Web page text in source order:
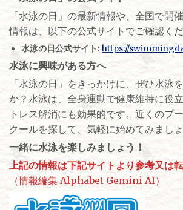
「水泳の日」の最新情報や、全国で開
情報は、以下の公式サイトでご確認くだ
水泳の日公式サイト: https://
水泳に興味がある方へ
「水泳の日」をきっかけに、ぜひ水泳
か？水泳は、全身運動で健康維持に役
トレス解消にも効果的です。近くのプ
クールを探して、気軽に始めてみましょ
一緒に水泳を楽しみましょう！
上記の情報は下記サイトより参考又は
（情報編集 Alphabet Gemini AI）